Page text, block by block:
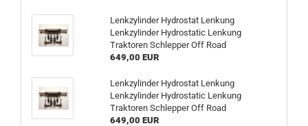
Lenkzylinder Hydrostat Lenkung
Lenkzylinder Hydrostatic Lenkung
Traktoren Schlepper Off Road
649,00 EUR
Lenkzylinder Hydrostat Lenkung
Lenkzylinder Hydrostatic Lenkung
Traktoren Schlepper Off Road
649,00 EUR